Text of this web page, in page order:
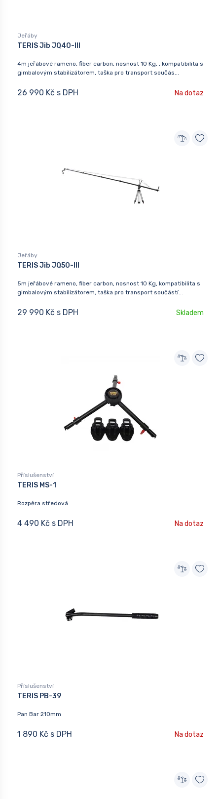
Jeřáby
TERIS Jib JQ40-III
4m jeřábové rameno, fiber carbon, nosnost 10 Kg, , kompatibilita s
gimbalovým stabilizátorem, taška pro transport součás...
26 990 Kč s DPH Na dotaz
Jeřáby
TERIS Jib JQ50-III
5m jeřábové rameno, fiber carbon, nosnost 10 Kg, kompatibilita s
gimbalovým stabilizátorem, taška pro transport součástí...
29 990 Kč s DPH Skladem
Příslušenství
TERIS MS-1
Rozpěra středová
4 490 Kč s DPH Na dotaz
Příslušenství
TERIS PB-39
Pan Bar 210mm
1 890 Kč s DPH Na dotaz